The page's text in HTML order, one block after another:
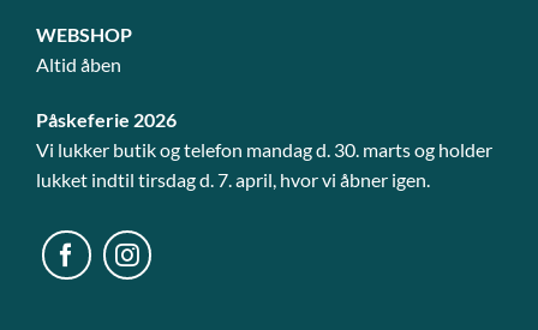
WEBSHOP
Altid åben
Påskeferie 2026
Vi lukker butik og telefon mandag d. 30. marts og holder
lukket indtil tirsdag d. 7. april, hvor vi åbner igen.